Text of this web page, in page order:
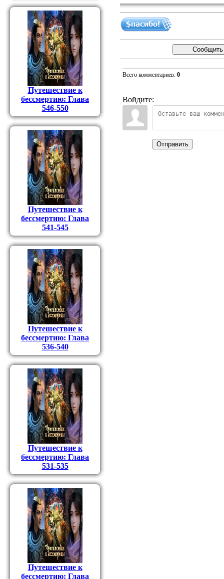
Путешествие к
бессмертию: Глава
546-550
Путешествие к
бессмертию: Глава
541-545
Путешествие к
бессмертию: Глава
536-540
Путешествие к
бессмертию: Глава
531-535
Путешествие к
бессмертию: Глава
Всего комментариев: 0
Войдите:
Отправить